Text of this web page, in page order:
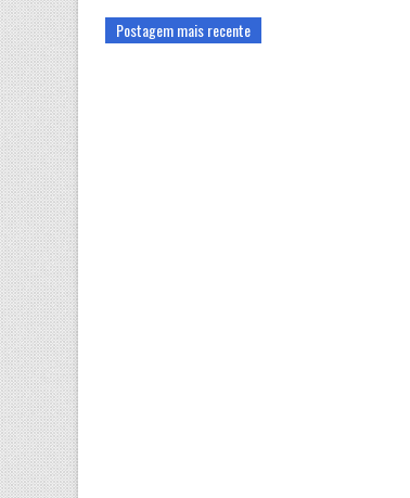
Postagem mais recente